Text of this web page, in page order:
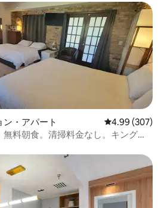
です。
・アパート レビュー307
4.99 (307)
料朝食。清掃料金なし。キングサ